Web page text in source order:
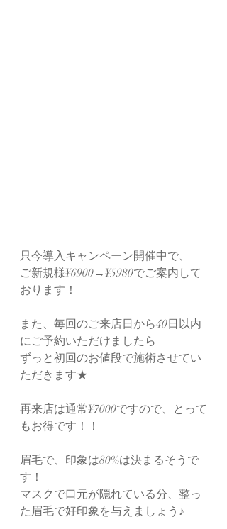
只今導入キャンペーン開催中で、
ご新規様¥6900→¥5980でご案内して
おります！
また、毎回のご来店日から40日以内
にご予約いただけましたら
ずっと初回のお値段で施術させてい
ただきます★
再来店は通常¥7000ですので、とって
もお得です！！
眉毛で、印象は80%は決まるそうで
す！
マスクで口元が隠れている分、整っ
た眉毛で好印象を与えましょう♪